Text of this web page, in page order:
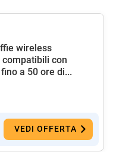
wireless
con
a 50 ore di...
VEDI OFFERTA